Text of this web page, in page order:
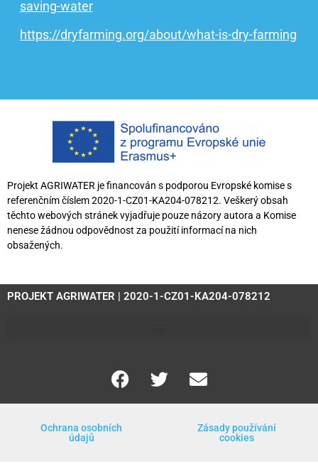
saving-water
https://dryfarming.org/about/what-is-dry-farming
Projekt AGRIWATER je financován s podporou Evropské komise s
referenčním číslem 2020-1-CZ01-KA204-078212. Veškerý obsah
těchto webových stránek vyjadřuje pouze názory autora a Komise
nenese žádnou odpovědnost za použití informací na nich
obsažených.
PROJEKT AGRIWATER | 2020-1-CZ01-KA204-078212
Ochrana osobních
údajů
Zásady používání
cookies